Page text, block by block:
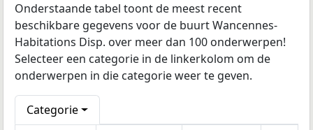
Onderstaande tabel toont de meest recent
beschikbare gegevens voor de buurt Wancennes-
Habitations Disp. over meer dan 100 onderwerpen!
Selecteer een categorie in de linkerkolom om de
onderwerpen in die categorie weer te geven.
Categorie